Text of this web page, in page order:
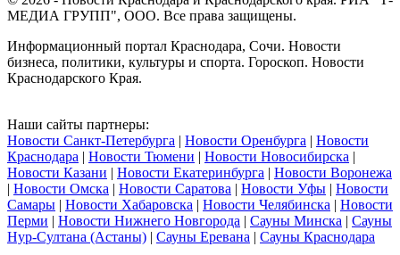
МЕДИА ГРУПП", ООО. Все права защищены.
Информационный портал Краснодара, Сочи. Новости
бизнеса, политики, культуры и спорта. Гороскоп. Новости
Краснодарского Края.
Наши сайты партнеры:
Новости Санкт-Петербурга | Новости Оренбурга | Новости
Краснодара | Новости Тюмени | Новости Новосибирска |
Новости Казани | Новости Екатеринбурга | Новости Воронежа
| Новости Омска | Новости Саратова | Новости Уфы | Новости
Самары | Новости Хабаровска | Новости Челябинска | Новости
Перми | Новости Нижнего Новгорода | Сауны Минска | Сауны
Нур-Султана (Астаны) | Сауны Еревана | Сауны Краснодара